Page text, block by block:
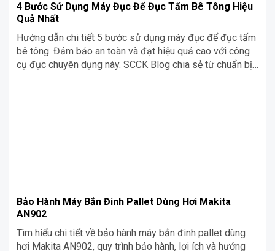
4 Bước Sử Dụng Máy Đục Để Đục Tấm Bê Tông Hiệu
Quả Nhất
Hướng dẫn chi tiết 5 bước sử dụng máy đục để đục tấm
bê tông. Đảm bảo an toàn và đạt hiệu quả cao với công
cụ đục chuyên dụng này. SCCK Blog chia sẻ từ chuẩn bị
Bảo Hành Máy Bắn Đinh Pallet Dùng Hơi Makita
AN902
Tìm hiểu chi tiết về bảo hành máy bắn đinh pallet dùng
hơi Makita AN902, quy trình bảo hành, lợi ích và hướng